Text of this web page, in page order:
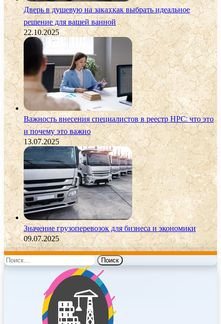
Дверь в душевую на заказ:как выбрать идеальное
решение для вашей ванной
22.10.2025
Важность внесения специалистов в реестр НРС: что это
и почему это важно
13.07.2025
Значение грузоперевозок для бизнеса и экономики
09.07.2025
Найти: